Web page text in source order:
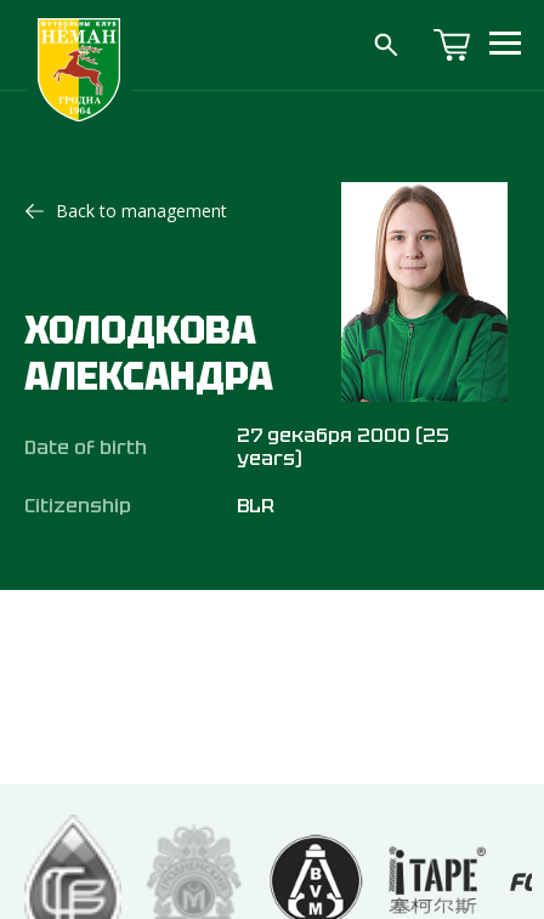
Back to management
ХОЛОДКОВА
АЛЕКСАНДРА
Date of birth
27 декабря 2000 (25
years)
Citizenship
BLR